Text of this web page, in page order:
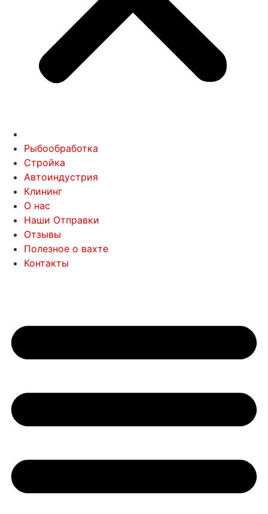
Рыбообработка
Стройка
Автоиндустрия
Клининг
О нас
Наши Отправки
Отзывы
Полезное о вахте
Контакты